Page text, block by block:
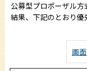
公募型プロポーザル
結果、下記のとおり優
画